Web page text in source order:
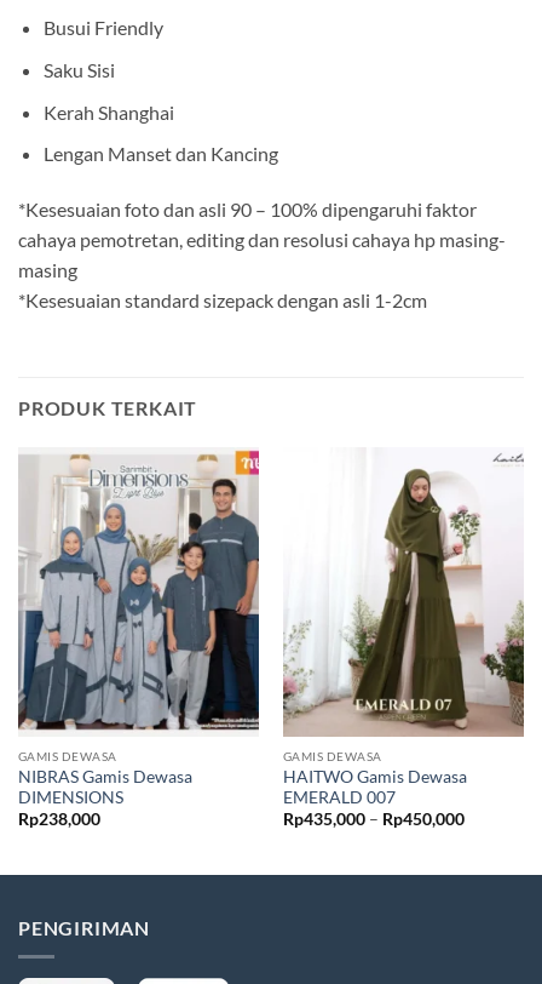
Busui Friendly
Saku Sisi
Kerah Shanghai
Lengan Manset dan Kancing
*Kesesuaian foto dan asli 90 – 100% dipengaruhi faktor
cahaya pemotretan, editing dan resolusi cahaya hp masing-
masing
*Kesesuaian standard sizepack dengan asli 1-2cm
PRODUK TERKAIT
GAMIS DEWASA
NIBRAS Gamis Dewasa
DIMENSIONS
Rp238,000
GAMIS DEWASA
HAITWO Gamis Dewasa
EMERALD 007
Rp435,000 – Rp450,000Rentang
PENGIRIMAN